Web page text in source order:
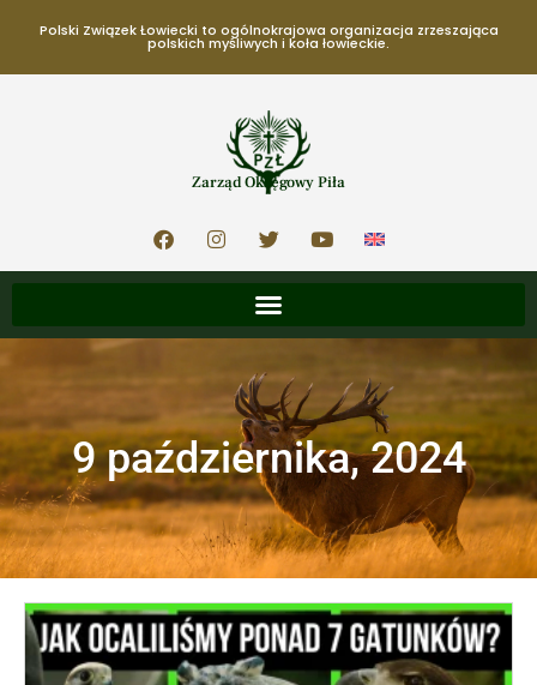
Polski Związek Łowiecki to ogólnokrajowa organizacja zrzeszająca
polskich myśliwych i koła łowieckie.
Zarząd Okręgowy Piła
9 października, 2024